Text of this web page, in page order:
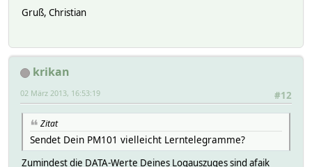
Gruß, Christian
krikan
#12
02 März 2013, 16:53:19
Zitat
Sendet Dein PM101 vielleicht Lerntelegramme?
Zumindest die DATA-Werte Deines Logauszuges sind afaik